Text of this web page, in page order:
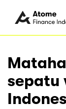
sepatu